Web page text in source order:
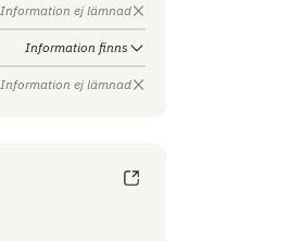
Information ej lämnad
Information finns
Information ej lämnad